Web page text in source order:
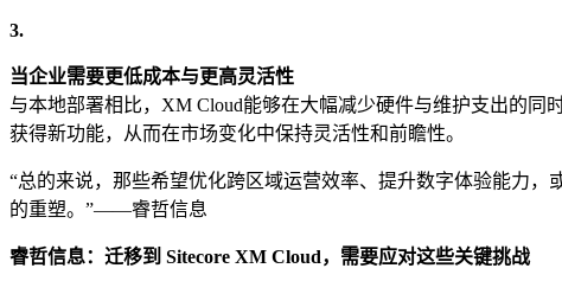
3.
当企业需要更低成本与更高灵活性
与本地部署相比，XM Cloud能够在大幅减少硬件与维护支出的
获得新功能，从而在市场变化中保持灵活性和前瞻性。
“总的来说，那些希望优化跨区域运营效率、提升数字体验能力
的重塑。”——睿哲信息
睿哲信息：迁移到 Sitecore XM Cloud，需要应对这些关键挑战